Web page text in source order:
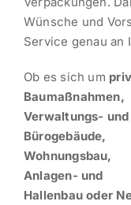
Wünsche und
Service genau an
Ob es sich um
Baumaß­nahmen,
Verwal­tungs- und
Büroge­bäude,
Wohnungsbau,
Anlagen- und
Hallenbau oder